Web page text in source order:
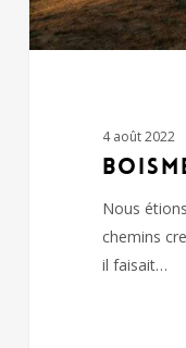
4 août 2022
Nous
chemins
il faisait…